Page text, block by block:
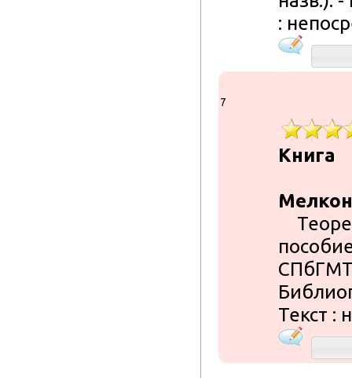
:
7
Книга
Текст :